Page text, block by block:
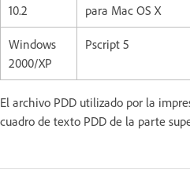
10.2
para Mac OS X
Windows
2000/XP
Pscript 5
El archivo PDD utilizado por la
cuadro de texto PDD de la parte